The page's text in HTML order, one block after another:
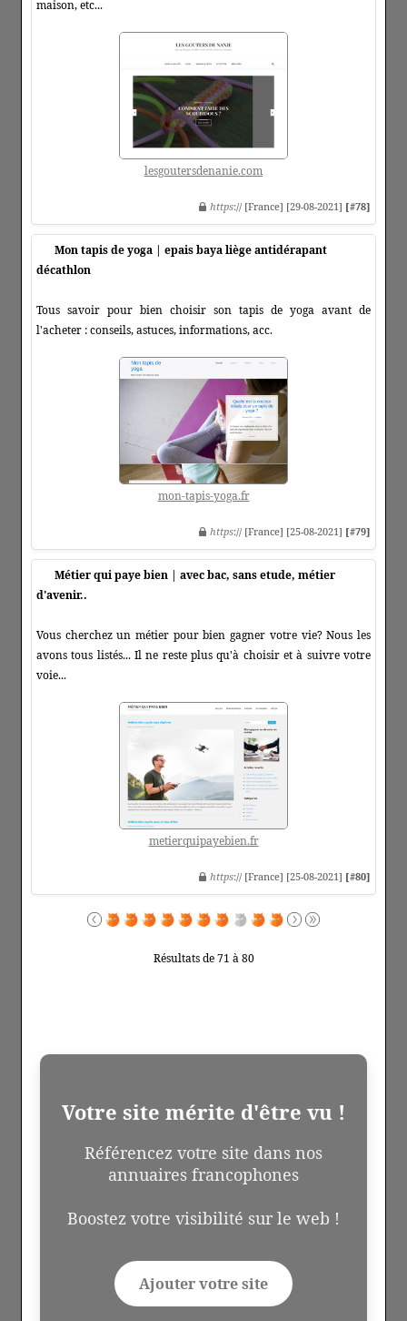
maison, etc...
lesgoutersdenanie.com
https:// [France] [29-08-2021] [#78]
Mon tapis de yoga | epais baya liège antidérapant
décathlon
Tous savoir pour bien choisir son tapis de yoga avant de
l'acheter : conseils, astuces, informations, acc.
mon-tapis-yoga.fr
https:// [France] [25-08-2021] [#79]
Métier qui paye bien | avec bac, sans etude, métier
d'avenir..
Vous cherchez un métier pour bien gagner votre vie? Nous les
avons tous listés... Il ne reste plus qu'à choisir et à suivre votre
voie...
metierquipayebien.fr
https:// [France] [25-08-2021] [#80]
Résultats de 71 à 80
Votre site mérite d'être vu !
Référencez votre site dans nos
annuaires francophones
Boostez votre visibilité sur le web !
Ajouter votre site